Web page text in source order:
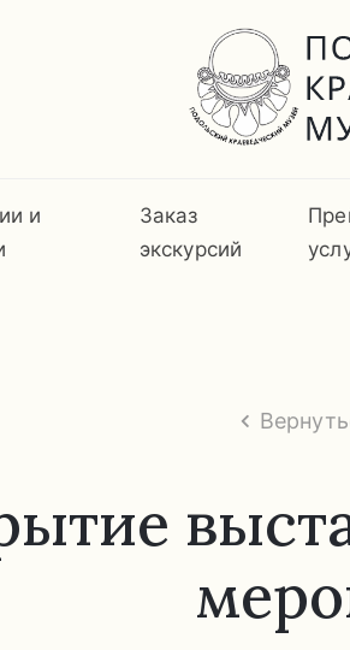
и
Заказ
экскурсий